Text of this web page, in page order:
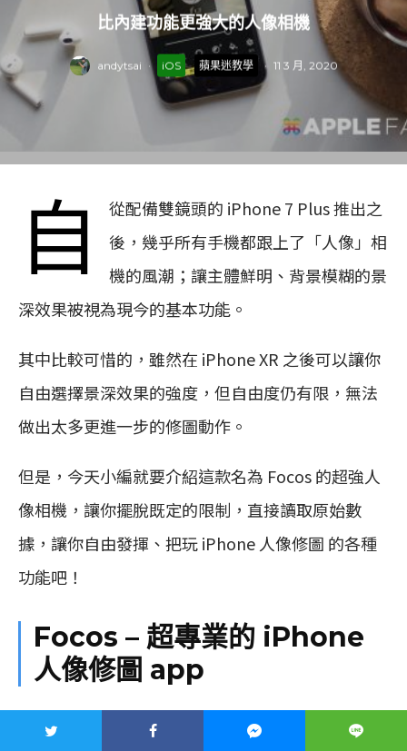
比內建功能更強大的人像相機
andytsai · iOS 蘋果迷教學 · 11 3 月, 2020
自
從配備雙鏡頭的 iPhone 7 Plus 推出之
後，幾乎所有手機都跟上了「人像」相
機的風潮；讓主體鮮明、背景模糊的景
深效果被視為現今的基本功能。
其中比較可惜的，雖然在 iPhone XR 之後可以讓你
自由選擇景深效果的強度，但自由度仍有限，無法
做出太多更進一步的修圖動作。
但是，今天小編就要介紹這款名為 Focos 的超強人
像相機，讓你擺脫既定的限制，直接讀取原始數
據，讓你自由發揮、把玩 iPhone 人像修圖 的各種
功能吧！
Focos – 超專業的 iPhone
人像修圖 app
如何拍出令人驚豔的人像照片呢？如果已經拍完